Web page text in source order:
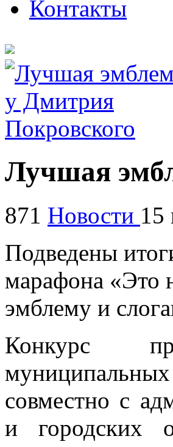
Контакты
Лучшая
871 Новости 15
Подведены
марафона «Это
эмблему и
Конкурс
совместно с
и городских